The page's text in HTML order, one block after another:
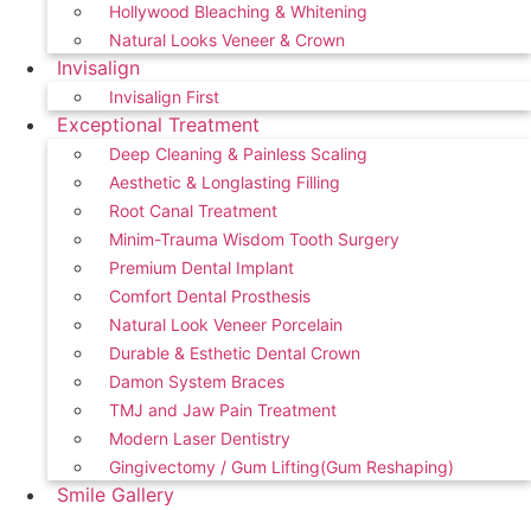
Hollywood Bleaching & Whitening
Natural Looks Veneer & Crown
Invisalign
Invisalign First
Exceptional Treatment
Deep Cleaning & Painless Scaling
Aesthetic & Longlasting Filling
Root Canal Treatment
Minim-Trauma Wisdom Tooth Surgery
Premium Dental Implant
Comfort Dental Prosthesis
Natural Look Veneer Porcelain
Durable & Esthetic Dental Crown
Damon System Braces
TMJ and Jaw Pain Treatment
Modern Laser Dentistry
Gingivectomy / Gum Lifting(Gum Reshaping)
Smile Gallery